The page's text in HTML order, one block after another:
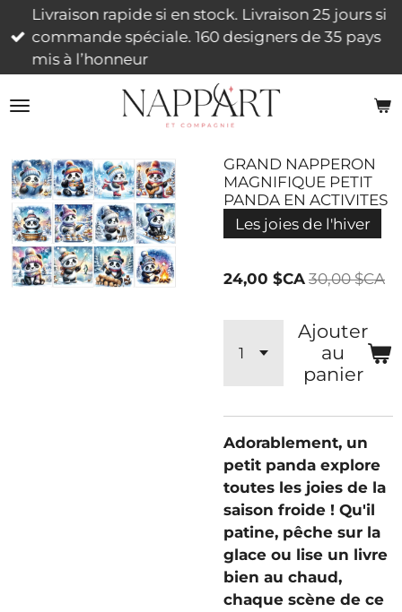
Passer
au
contenu
Livraison rapide si en stock. Livraison 25 jours si
commande spéciale. 160 designers de 35 pays
mis à l’honneur
GRAND NAPPERON
MAGNIFIQUE PETIT
PANDA EN ACTIVITES
Les joies de l'hiver
24,00 $CA 30,00 $CA
Ajouter
au
panier
Adorablement, un
petit panda explore
toutes les joies de la
saison froide ! Qu'il
patine, pêche sur la
glace ou lise un livre
bien au chaud,
chaque scène de ce